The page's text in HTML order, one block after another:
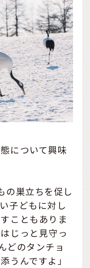
について興味
の巣立ちを促し
子どもに対し
こともありま
じっと見守っ
どのタンチョ
うんですよ」